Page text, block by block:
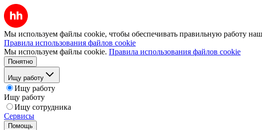
Мы используем файлы cookie, чтобы обеспечивать правильную работу
Правила использования файлов cookie
Мы используем файлы cookie. Правила использования файлов cookie
Понятно
Ищу работу
Ищу работу
Ищу работу
Ищу сотрудника
Сервисы
Помощь